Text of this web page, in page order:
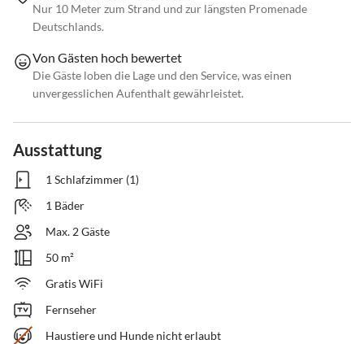
Nur 10 Meter zum Strand und zur längsten Promenade
Deutschlands.
Von Gästen hoch bewertet
Die Gäste loben die Lage und den Service, was einen
unvergesslichen Aufenthalt gewährleistet.
Ausstattung
1 Schlafzimmer (1)
1 Bäder
Max. 2 Gäste
50 m²
Gratis WiFi
Fernseher
Haustiere und Hunde nicht erlaubt